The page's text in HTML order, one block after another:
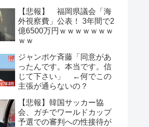
【悲報】 福岡県議会「海
外視察費」公表！ 3年間で2
億6500万円ｗｗｗｗｗｗｗ
ｗｗ
ジャンポケ斉藤「同意があ
ったんです。本当です。信
じて下さい」 ←何でこの
主張が通らないの？
【悲報】韓国サッカー協
会、ガチでワールドカップ
予選での審判への性接待が